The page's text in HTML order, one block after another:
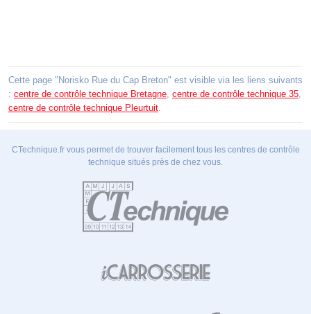
Cette page "Norisko Rue du Cap Breton" est visible via les liens suivants
: centre de contrôle technique Bretagne centre de contrôle technique 35
centre de contrôle technique Pleurtuit
CTechnique.fr vous permet de trouver facilement tous les centres de contrôle
technique situés près de chez vous.